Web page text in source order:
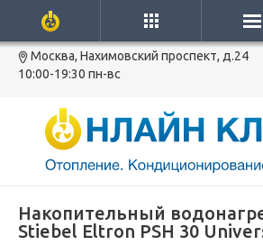
Москва, Нахимовский проспект, д.24
10:00-19:30 пн-вс
Накопительный
Stiebel Eltron PSH 30